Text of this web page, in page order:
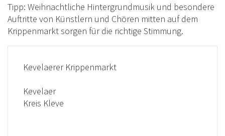
Tipp: Weihnachtliche Hintergrundmusik und besondere
Auftritte von Künstlern und Chören mitten auf dem
Krippenmarkt sorgen für die richtige Stimmung.
Kevelaerer Krippenmarkt
Kevelaer
Kreis Kleve